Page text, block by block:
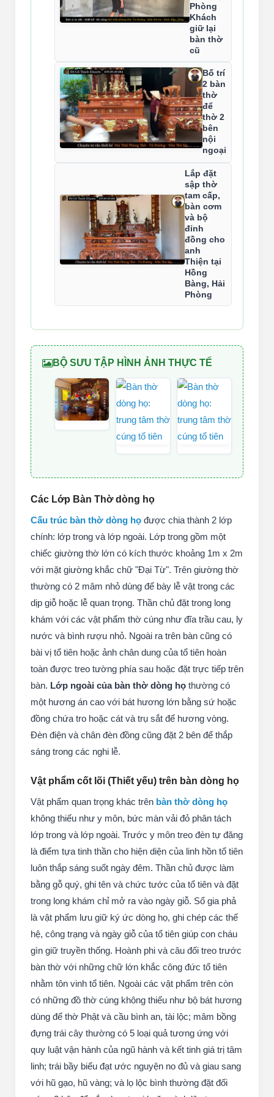
Phòng
Khách
giữ lại
bàn thờ
cũ
Bố trí
2 bàn
thờ
để
thờ 2
bên
nội
ngoại
Lắp đặt
sập thờ
tam cấp,
bàn cơm
và bộ
đỉnh
đồng cho
anh
Thiện tại
Hồng
Bàng, Hải
Phòng
BỘ SƯU TẬP HÌNH ẢNH THỰC TẾ
Các Lớp Bàn Thờ dòng họ
Cấu trúc bàn thờ dòng họ được chia thành 2 lớp
chính: lớp trong và lớp ngoài. Lớp trong gồm một
chiếc giường thờ lớn có kích thước khoảng 1m x 2m
với mặt giường khắc chữ "Đại Từ". Trên giường thờ
thường có 2 mâm nhỏ dùng để bày lễ vật trong các
dịp giỗ hoặc lễ quan trọng. Thần chủ đặt trong long
khám với các vật phẩm thờ cúng như đĩa trầu cau, ly
nước và bình rượu nhỏ. Ngoài ra trên bàn cũng có
bài vị tổ tiên hoặc ảnh chân dung của tổ tiên hoàn
toàn được treo tường phía sau hoặc đặt trực tiếp trên
bàn. Lớp ngoài của bàn thờ dòng họ thường có
một hương án cao với bát hương lớn bằng sứ hoặc
đồng chứa tro hoặc cát và trụ sắt để hương vòng.
Đèn điện và chân đèn đồng cũng đặt 2 bên để thắp
sáng trong các nghi lễ.
Vật phẩm cốt lõi (Thiết yếu) trên bàn dòng họ
Vật phẩm quan trọng khác trên bàn thờ dòng họ
không thiếu như y môn, bức màn vải đỏ phân tách
lớp trong và lớp ngoài. Trước y môn treo đèn tự đăng
là điểm tựa tinh thần cho hiện diện của linh hồn tổ tiên
luôn thắp sáng suốt ngày đêm. Thần chủ được làm
bằng gỗ quý, ghi tên và chức tước của tổ tiên và đặt
trong long khám chỉ mở ra vào ngày giỗ. Sổ gia phả
là vật phẩm lưu giữ ký ức dòng họ, ghi chép các thế
hệ, công trạng và ngày giỗ của tổ tiên giúp con cháu
gìn giữ truyền thống. Hoành phi và câu đối treo trước
bàn thờ với những chữ lớn khắc công đức tổ tiên
nhằm tôn vinh tổ tiên. Ngoài các vật phẩm trên còn
có những đồ thờ cúng không thiếu như bộ bát hương
dùng để thờ Phật và cầu bình an, tài lộc; mâm bồng
đựng trái cây thường có 5 loại quả tương ứng với
quy luật vận hành của ngũ hành và kết tinh giá trị tâm
linh; trái bầy biểu đạt ước nguyện no đủ và giau sang
với hũ gạo, hũ vàng; và lọ lộc bình thường đặt đối